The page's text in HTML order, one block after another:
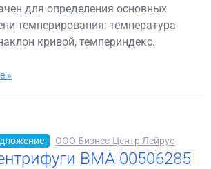
для определения основных
темперирования: температура
кривой, темпериндекс.
»
ООО Бизнес-Центр Лейрус
BMA 00506285